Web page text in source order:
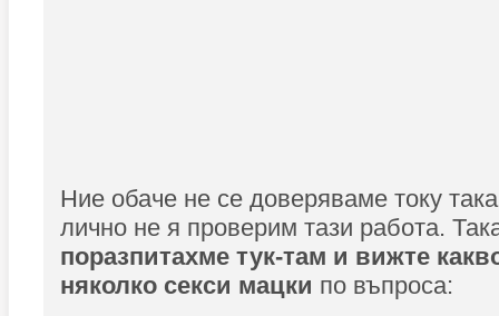
Ние обаче не се доверяваме току
лично не я проверим тази работа.
поразпитахме тук-там и вижте
няколко секси мацки по въпроса: